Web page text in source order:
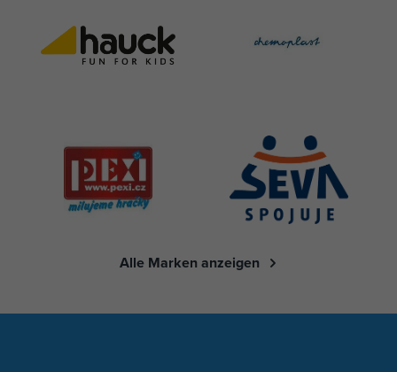
Alle Marken anzeigen